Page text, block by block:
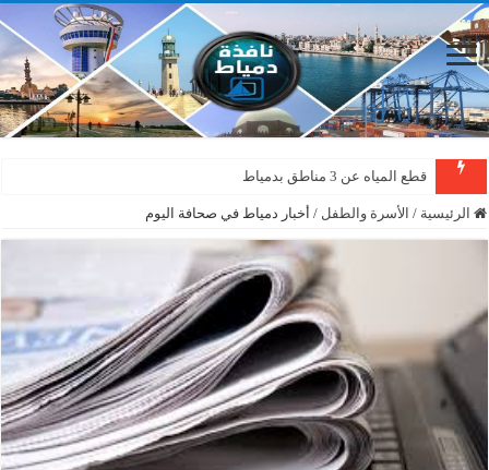
قطع المياه عن 3 مناطق بدمياط
الرئيسية / الأسرة والطفل / أخبار دمياط في صحافة اليوم